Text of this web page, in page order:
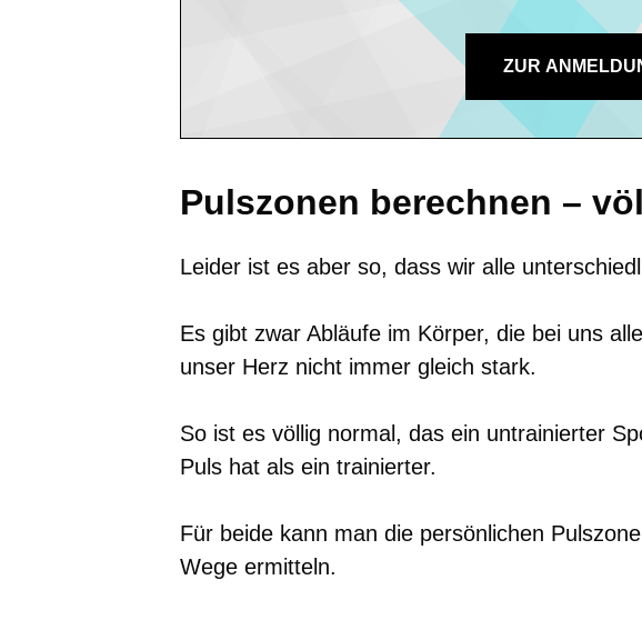
ZUR
Pulszonen berechnen –
Leider ist es aber so, dass wir alle
Es gibt zwar Abläufe im Körper, die bei uns
unser Herz nicht immer gleich stark.
So ist es völlig normal, das ein untrainierter
Puls hat als ein trainierter.
Für beide kann man die persönlichen
Wege ermitteln.